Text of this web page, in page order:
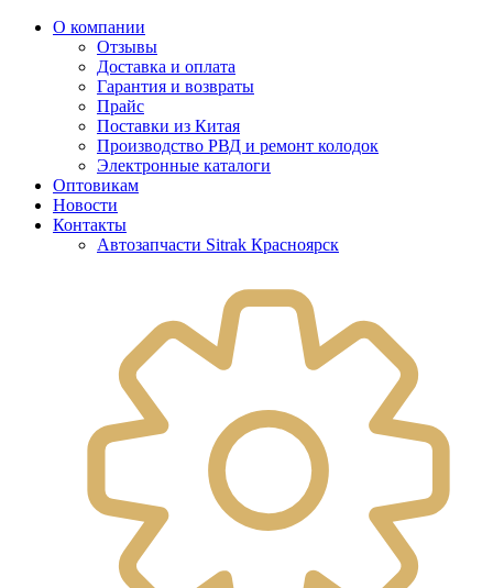
О компании
Отзывы
Доставка и оплата
Гарантия и возвраты
Прайс
Поставки из Китая
Производство РВД и ремонт колодок
Электронные каталоги
Оптовикам
Новости
Контакты
Автозапчасти Sitrak Красноярск